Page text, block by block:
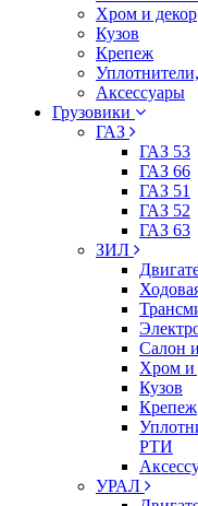
Хром и декор
Кузов
Крепеж
Аксессуары
Грузовики
ГАЗ
ГАЗ 53
ГАЗ 66
ГАЗ 51
ГАЗ 52
ГАЗ 63
ЗИЛ
Салон
Хром и
Кузов
Крепеж
РТИ
УРАЛ